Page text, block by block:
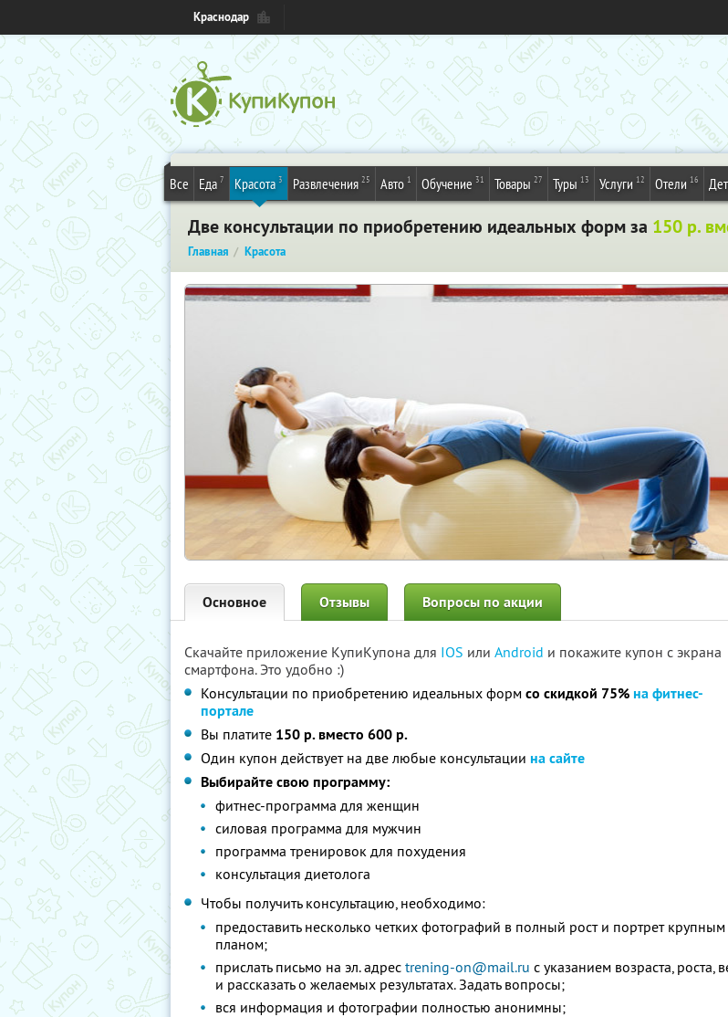
Краснодар
Все Еда 7 Красота 3 Развлечения 25 Авто 1 Обучение 31 Товары 27 Туры 13 Услуги 12 Отели 16
Две консультации по приобретению идеальных форм за 150 р.
Главная Красота
Основное Отзывы Вопросы по акции
Скачайте приложение КупиКупона для IOS или Android и покажите купон с экрана
смартфона. Это удобно :)
Консультации по приобретению идеальных форм со скидкой 75%на фитнес-
портале
Вы платите 150 р. вместо 600 р.
Один купон действует на две любые консультации на сайте
Выбирайте свою программу:
фитнес-программа для женщин
силовая программа для мужчин
программа тренировок для похудения
консультация диетолога
Чтобы получить консультацию, необходимо:
предоставить несколько четких фотографий в полный рост и портрет крупным
планом;
прислать письмо на эл. адрес trening-on@mail.ru c указанием возраста, роста,
и рассказать о желаемых результатах. Задать вопросы;
вся информация и фотографии полностью анонимны;